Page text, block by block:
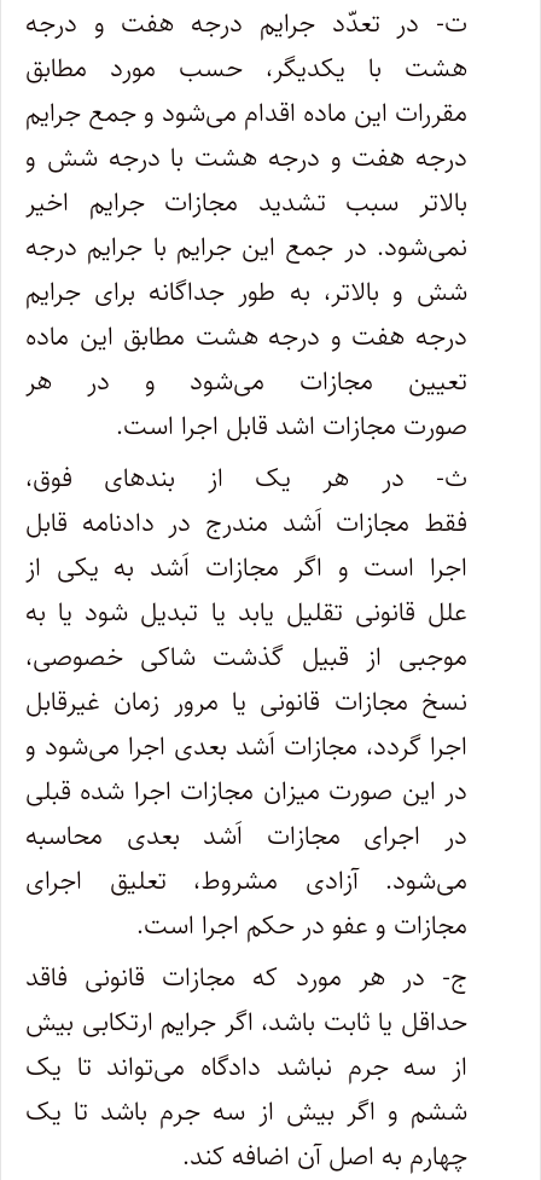
ت- در تعدّد جرایم درجه هفت و درجه
هشت با یکدیگر، حسب مورد مطابق
مقررات این ماده اقدام می‌شود و جمع جرایم
درجه هفت و درجه هشت با درجه شش و
بالاتر سبب تشدید مجازات جرایم اخیر
نمی‌شود. در جمع این جرایم با جرایم درجه
شش و بالاتر، به طور جداگانه برای جرایم
درجه هفت و درجه هشت مطابق این ماده
تعیین مجازات می‌شود و در هر
صورت مجازات اشد قابل اجرا است.
ث- در هر یک از بندهای فوق،
فقط مجازات اَشد مندرج در دادنامه قابل
اجرا است و اگر مجازات اَشد به یکی از
علل قانونی تقلیل یابد یا تبدیل شود یا به
موجبی از قبیل گذشت شاکی خصوصی،
نسخ مجازات قانونی یا مرور زمان غیرقابل
اجرا گردد، مجازات اَشد بعدی اجرا می‌شود و
در این صورت میزان مجازات اجرا شده قبلی
در اجرای مجازات اَشد بعدی محاسبه
می‌شود. آزادی مشروط، تعلیق اجرای
مجازات و عفو در حکم اجرا است.
ج- در هر مورد که مجازات قانونی فاقد
حداقل یا ثابت باشد، اگر جرایم ارتکابی بیش
از سه جرم نباشد دادگاه می‌تواند تا یک
ششم و اگر بیش از سه جرم باشد تا یک
چهارم به اصل آن اضافه کند.